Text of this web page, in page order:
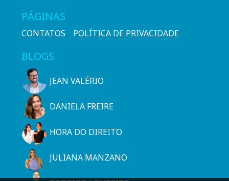
PÁGINAS
CONTATOS POLÍTICA DE PRIVACIDADE
BLOGS
JEAN VALÉRIO
DANIELA FREIRE
HORA DO DIREITO
JULIANA MANZANO